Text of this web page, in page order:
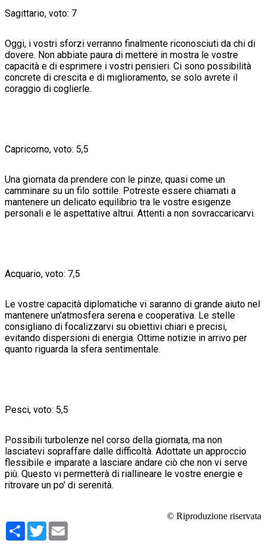
Sagittario, voto: 7
Oggi, i vostri sforzi verranno finalmente riconosciuti da chi di
dovere. Non abbiate paura di mettere in mostra le vostre
capacità e di esprimere i vostri pensieri. Ci sono possibilità
concrete di crescita e di miglioramento, se solo avrete il
coraggio di coglierle.
Capricorno, voto: 5,5
Una giornata da prendere con le pinze, quasi come un
camminare su un filo sottile. Potreste essere chiamati a
mantenere un delicato equilibrio tra le vostre esigenze
personali e le aspettative altrui. Attenti a non sovraccaricarvi.
Acquario, voto: 7,5
Le vostre capacità diplomatiche vi saranno di grande aiuto nel
mantenere un'atmosfera serena e cooperativa. Le stelle
consigliano di focalizzarvi su obiettivi chiari e precisi,
evitando dispersioni di energia. Ottime notizie in arrivo per
quanto riguarda la sfera sentimentale.
Pesci, voto: 5,5
Possibili turbolenze nel corso della giornata, ma non
lasciatevi sopraffare dalle difficoltà. Adottate un approccio
flessibile e imparate a lasciare andare ciò che non vi serve
più. Questo vi permetterà di riallineare le vostre energie e
ritrovare un po' di serenità.
© Riproduzione riservata
Condividi
Twitter